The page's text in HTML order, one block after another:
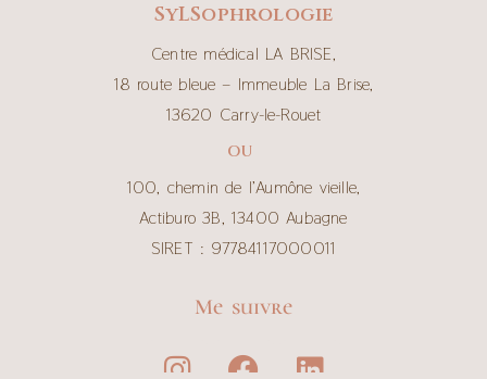
SyLSophrologie
Centre médical LA BRISE,
18 route bleue – Immeuble La Brise,
13620 Carry-le-Rouet
OU
100, chemin de l’Aumône vieille,
Actiburo 3B, 13400 Aubagne
SIRET : 97784117000011
Me suivre